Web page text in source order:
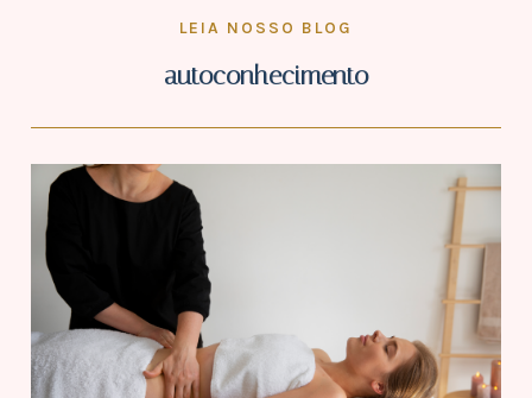
LEIA NOSSO BLOG
autoconhecimento